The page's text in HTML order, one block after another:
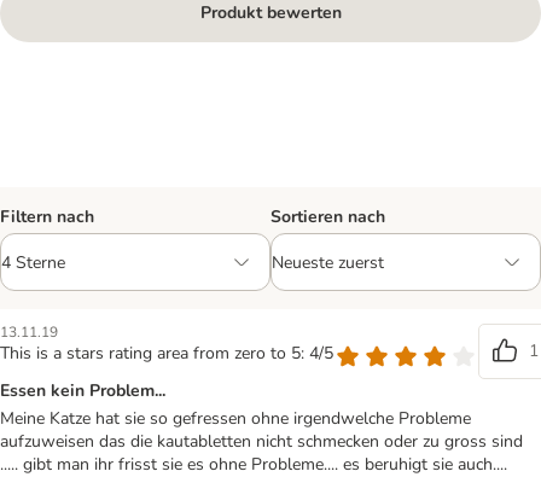
Produkt bewerten
Filtern nach Sortieren nach
13.11.19
This is a stars rating area from zero to 5: 4/5
1
Essen kein Problem...
Meine Katze hat sie so gefressen ohne irgendwelche Probleme
aufzuweisen das die kautabletten nicht schmecken oder zu gross sind
..... gibt man ihr frisst sie es ohne Probleme.... es beruhigt sie auch....